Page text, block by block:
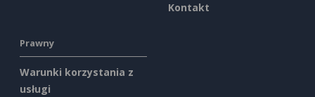
Kontakt
Prawny
Warunki korzystania z
usługi